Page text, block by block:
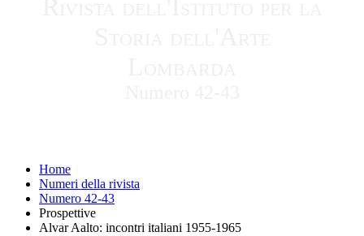
Home
Numeri della rivista
Numero 42-43
Prospettive
Alvar Aalto: incontri italiani 1955-1965